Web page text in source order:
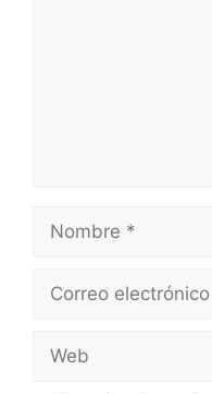
Nombre
Correo
Web